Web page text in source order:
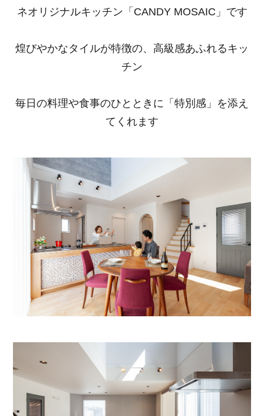
ネオリジナルキッチン「CANDY MOSAIC」です
煌びやかなタイルが特徴の、高級感あふれるキッ
チン
毎日の料理や食事のひとときに「特別感」を添え
てくれます